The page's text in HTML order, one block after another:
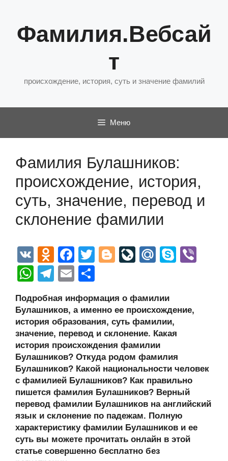
содержимому
Фамилия.Вебсай
т
происхождение, история, суть и значение фамилий
Меню
Фамилия Булашников:
происхождение, история,
суть, значение, перевод и
склонение фамилии
V
K
O
d
n
o
kl
a
ss
ni
ki
F
a
c
e
b
o
o
k
T
er
Bl
g
er
Li
J
o
ur
n
al
M
u
S
e
W
at
s
A
p
p
T
e
gr
a
m
E
ail р
а
в
и
ть
Подробная информация о фамилии
Булашников, а именно ее происхождение,
история образования, суть фамилии,
значение, перевод и склонение. Какая
история происхождения фамилии
Булашников? Откуда родом фамилия
Булашников? Какой национальности человек
с фамилией Булашников? Как правильно
пишется фамилия Булашников? Верный
перевод фамилии Булашников на английский
язык и склонение по падежам. Полную
характеристику фамилии Булашников и ее
суть вы можете прочитать онлайн в этой
статье совершенно бесплатно без